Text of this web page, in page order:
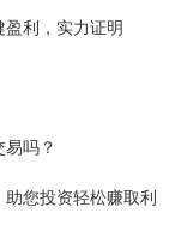
利，实力证明
吗？
您投资轻松赚取利